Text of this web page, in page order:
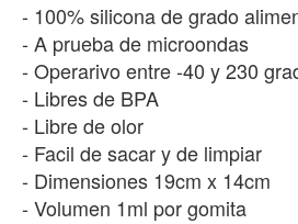
- 100% silicona de grado
- A prueba de microondas
- Operarivo entre -40 y 230
- Libres de BPA
- Libre de olor
- Facil de sacar y de limpiar
- Dimensiones 19cm x 14cm
- Volumen 1ml por gomita